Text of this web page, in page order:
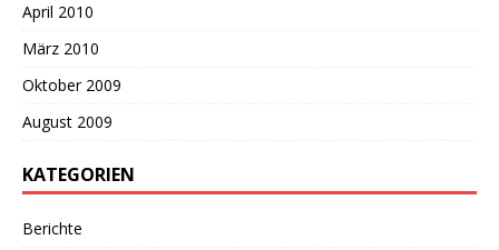
April 2010
März 2010
Oktober 2009
August 2009
KATEGORIEN
Berichte